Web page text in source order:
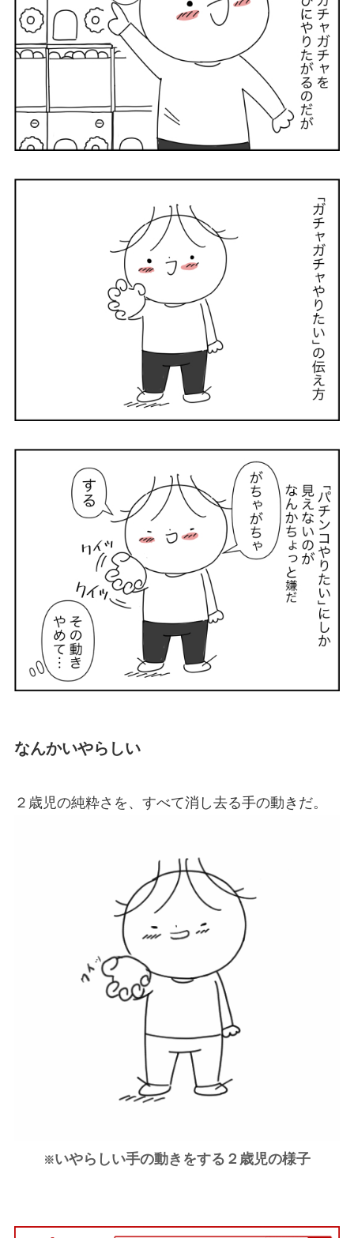
なんかいやらしい
２歳児の純粋さを、すべて消し去る手の動きだ。
※いやらしい手の動きをする２歳児の様子